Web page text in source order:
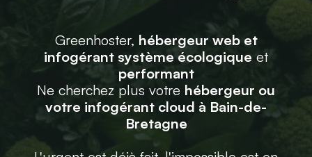
Greenhoster, hébergeur web et
infogérant système écologique et
performant
Ne cherchez plus votre hébergeur ou
votre infogérant cloud à Bain-de-
Bretagne